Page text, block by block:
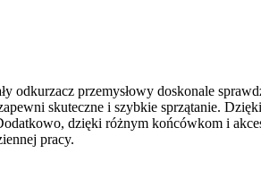
przemysłowy doskonale
skuteczne i szybkie sprzątanie.
dzięki różnym końcówkom i
pracy.